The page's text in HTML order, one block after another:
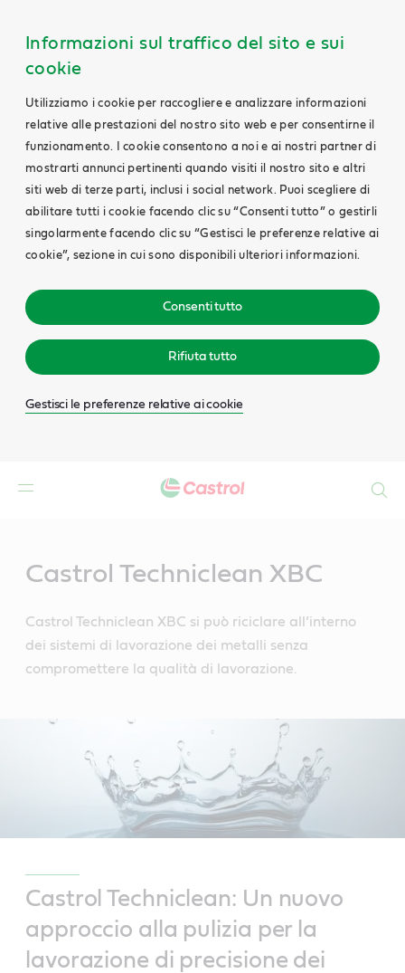
Informazioni sul traffico del sito e sui
cookie
Utilizziamo i cookie per raccogliere e analizzare informazioni
relative alle prestazioni del nostro sito web e per consentirne il
funzionamento. I cookie consentono a noi e ai nostri partner di
mostrarti annunci pertinenti quando visiti il nostro sito e altri
siti web di terze parti, inclusi i social network. Puoi scegliere di
abilitare tutti i cookie facendo clic su “Consenti tutto” o gestirli
singolarmente facendo clic su “Gestisci le preferenze relative ai
cookie”, sezione in cui sono disponibili ulteriori informazioni.
Consenti tutto
Rifiuta tutto
Gestisci le preferenze relative ai cookie
Castrol Techniclean XBC
Castrol Techniclean XBC si può riciclare all’interno
dei sistemi di lavorazione dei metalli senza
compromettere la qualità di lavorazione.
Castrol Techniclean: Un nuovo
approccio alla pulizia per la
lavorazione di precisione dei